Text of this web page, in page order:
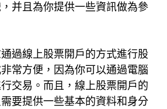
并且為你提供一些資訊做為參
過線上股票開戶的方式進行股
常方便，因為你可以通過電腦
交易。而且，線上股票開戶的
要提供一些基本的資料和身分